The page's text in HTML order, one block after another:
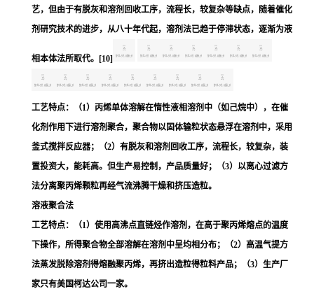
艺，但由于有脱灰和溶剂回收工序，流程长，较复杂等缺点，随着催化
剂研究技术的进步，从八十年代起，溶剂法已趋于停滞状态，逐渐为液
相本体法所取代。 [10]
工艺特点：（1）丙烯单体溶解在惰性液相溶剂中（如己烷中），在催
化剂作用下进行溶剂聚合，聚合物以固体输粒状态悬浮在溶剂中，采用
釜式搅拌反应器；（2）有脱灰和溶剂回收工序，流程长，较复杂，装
置投资大，能耗高。但生产易控制，产品质量好；（3）以离心过滤方
法分离聚丙烯颗粒再经气流沸腾干燥和挤压造粒。
溶液聚合法
工艺特点：（1）使用高沸点直链烃作溶剂，在高于聚丙烯熔点的温度
下操作，所得聚合物全部溶解在溶剂中呈均相分布；（2）高温气提方
法蒸发脱除溶剂得熔融聚丙烯，再挤出造粒得粒料产品；（3）生产厂
家只有美国柯达公司一家。